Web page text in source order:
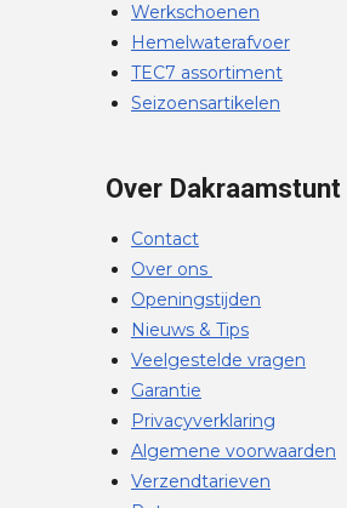
Werkschoenen
Hemelwaterafvoer
TEC7 assortiment
Seizoensartikelen
Over Dakraamstunt
Contact
Over ons
Openingstijden
Nieuws & Tips
Veelgestelde vragen
Garantie
Privacyverklaring
Algemene voorwaarden
Verzendtarieven